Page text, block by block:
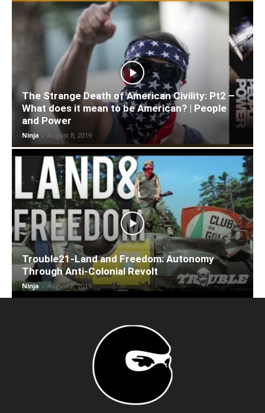
The Strange Death of American Civility: Pt2 –
What does it mean to be American? | People
and Power
Ninja - August 8, 2019
Trouble21-Land and Freedom: Autonomy
Through Anti-Colonial Revolt
Ninja - August 8, 2019